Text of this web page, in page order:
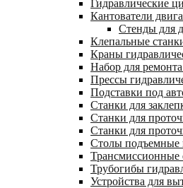
Гидравлические
Кантователи
Стенды для
Клепальные
Краны
Набор для ремонта
Прессы
Подставки под
Станки для
Станки для
Станки для
Столы подъемные
Трансмиссионные
Трубогибы
Устройства для